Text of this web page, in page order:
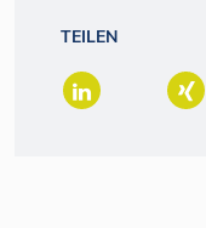
TEILEN